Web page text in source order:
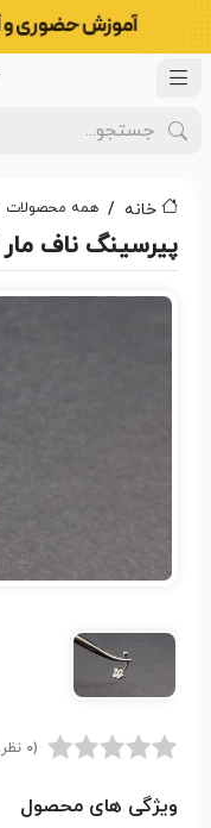
خانه همه محصولات
پیرسینگ ناف مار کد
(0 نظر )
ویژگی های محصول